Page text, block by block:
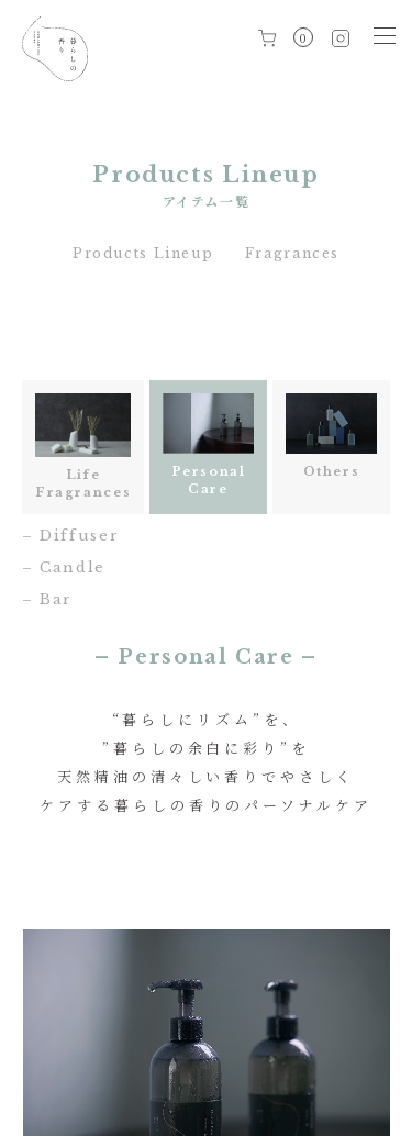
0
Products Lineup
アイテム一覧
Products Lineup Fragrances
Life
Fragrances
Personal
Care
Others
– Diffuser
– Candle
– Bar
– Personal Care –
“暮らしにリズム”を、
”暮らしの余白に彩り”を
天然精油の清々しい香りでやさしく
ケアする 暮らしの香りのパーソナルケア